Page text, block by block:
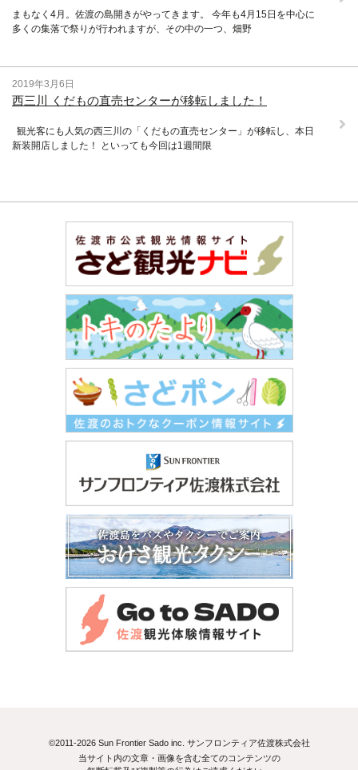
まもなく4月。佐渡の島開きがやってきます。 今年も4月15日を中心に
多くの集落で祭りが行われますが、その中の一つ、畑野
2019年3月6日
西三川 くだもの直売センターが移転しました！
観光客にも人気の西三川の「くだもの直売センター」が移転し、本日
新装開店しました！ といっても今回は1週間限
©2011-2026 Sun Frontier Sado inc. サンフロンティア佐渡株式会社
当サイト内の文章・画像を含む全てのコンテンツの